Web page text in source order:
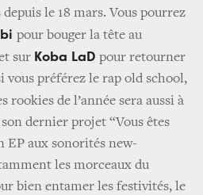
depuis le 18 mars. Vous pourrez
pour bouger la tête au
sur Koba LaD pour retourner
vous préférez le rap old school,
rookies de l’année sera aussi à
dernier projet “Vous êtes
EP aux sonorités new-
les morceaux du
bien entamer les festivités, le